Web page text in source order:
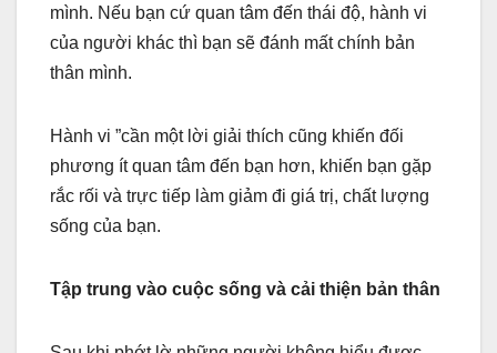
mình. Nếu bạn cứ quan tâm đến thái độ, hành vi
của người khác thì bạn sẽ đánh mất chính bản
thân mình.
Hành vi ”cần một lời giải thích cũng khiến đối
phương ít quan tâm đến bạn hơn, khiến bạn gặp
rắc rối và trực tiếp làm giảm đi giá trị, chất lượng
sống của bạn.
Tập trung vào cuộc sống và cải thiện bản thân